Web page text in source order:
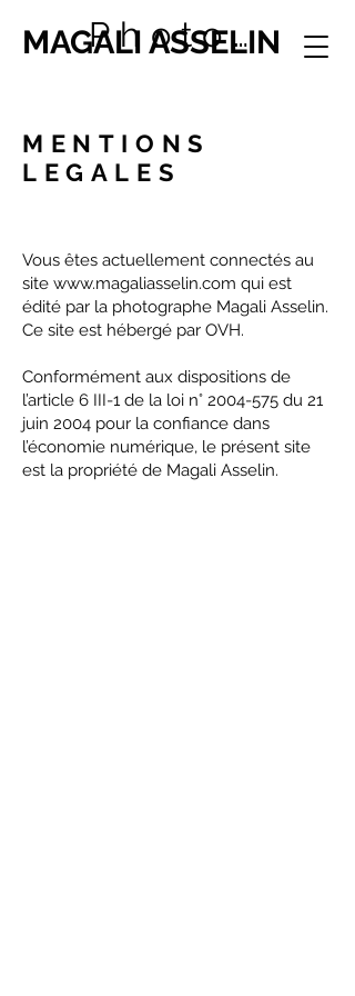
MAGALI ASSELIN
Photographie
MENTIONS
LEGALES
Vous êtes actuellement connectés au
site www.magaliasselin.com qui est
édité par la photographe Magali Asselin.
Ce site est hébergé par OVH.
Conformément aux dispositions de
l’article 6 III-1 de la loi n° 2004-575 du 21
juin 2004 pour la confiance dans
l’économie numérique, le présent site
est la propriété de Magali Asselin.